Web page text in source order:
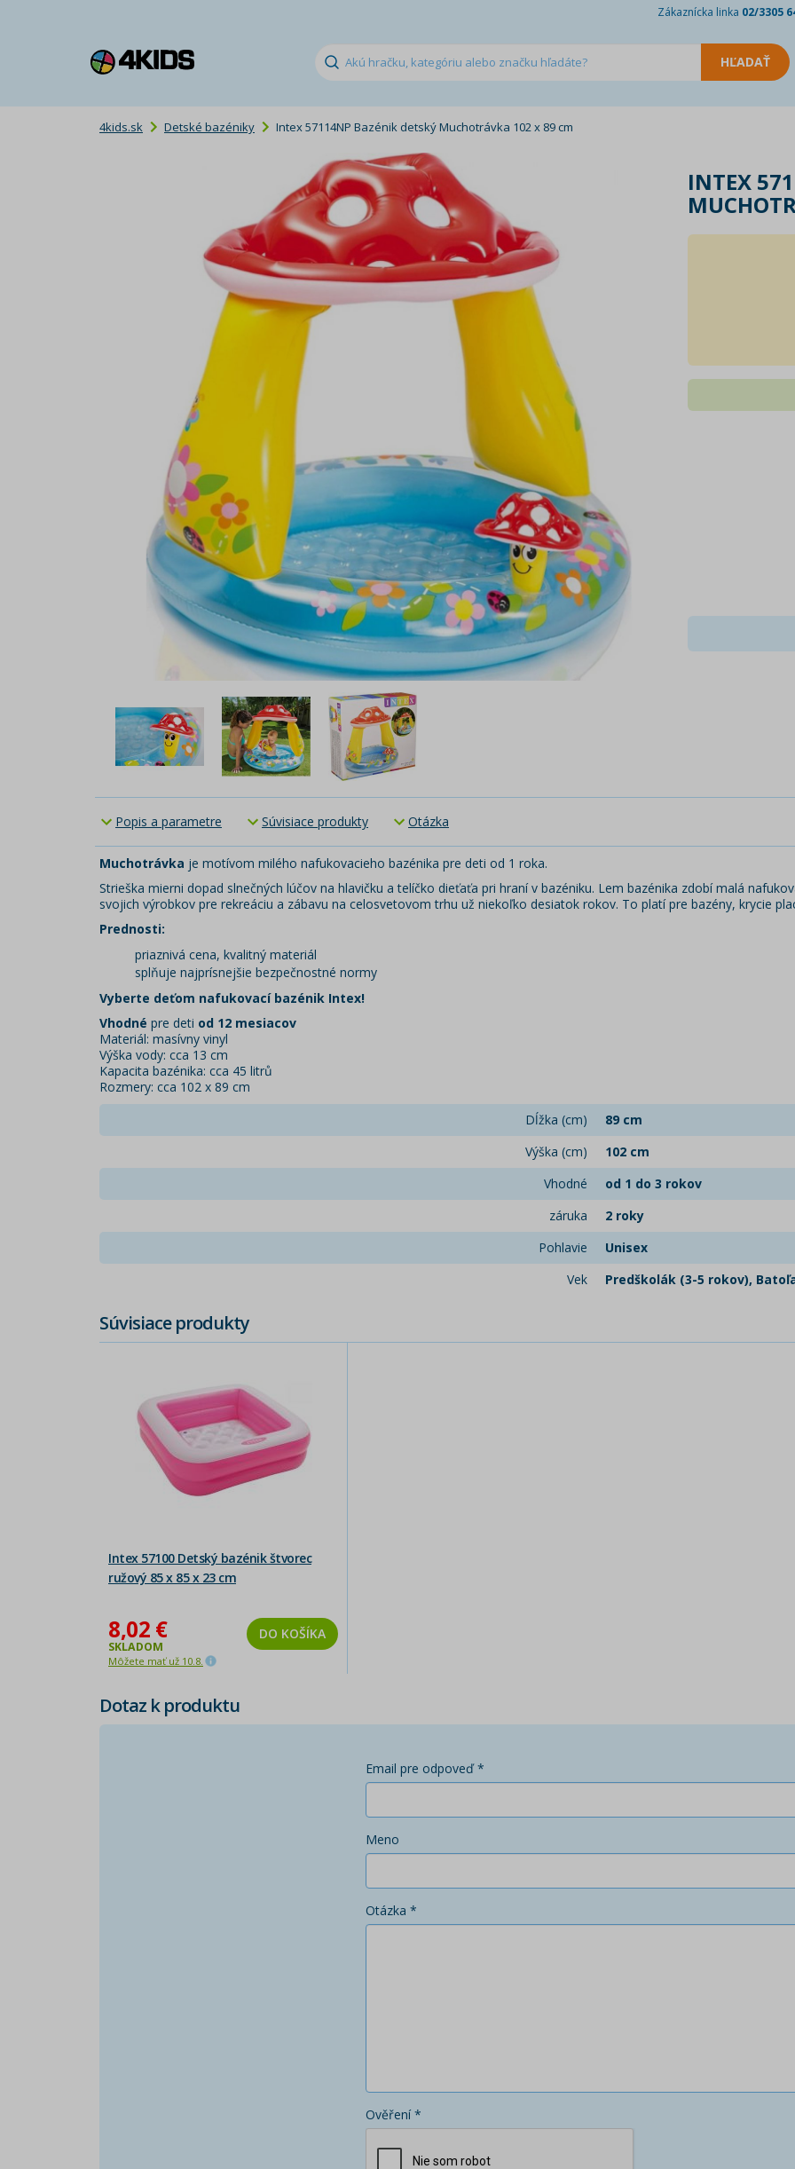
Zákaznícka linka 02/3305
4kids.sk Detské bazéniky Intex 57114NP Bazénik detský Muchotrávka 102 x 89 cm
INTEX
Popis a parametre Súvisiace produkty Otázka
Muchotrávka je motívom milého nafukovacieho bazénika pre deti od 1 roka.
Strieška mierni dopad slnečných lúčov na hlavičku a telíčko dieťaťa pri hraní v bazéniku. Lem bazénika zdobí malá
svojich výrobkov pre rekreáciu a zábavu na celosvetovom trhu už niekoľko desiatok rokov. To platí pre bazény, krycie
Prednosti:
priaznivá cena, kvalitný materiál
splňuje najprísnejšie bezpečnostné normy
Vyberte deťom nafukovací bazénik Intex!
Vhodné pre deti od 12 mesiacov
Materiál: masívny vinyl
Výška vody: cca 13 cm
Kapacita bazénika: cca 45 litrů
Rozmery: cca 102 x 89 cm
Dĺžka (cm)
89 cm
Výška (cm)
102 cm
Vhodné
od 1 do 3 rokov
záruka
2 roky
Pohlavie
Unisex
Vek
Predškolák (3-5 rokov),
Súvisiace produkty
Intex 57100 Detský bazénik štvorec
ružový 85 x 85 x 23 cm
8,02 €
SKLADOM
Môžete mať už 10.8.
DO KOŠÍKA
Dotaz k produktu
Email pre odpoveď *
Meno
Otázka *
Ověření *